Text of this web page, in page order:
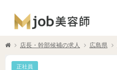
店長・幹部候補の求人 広島県
正社員